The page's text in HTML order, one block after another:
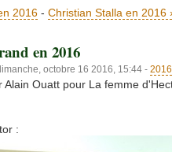
2016 - Christian Stalla en 2016
en 2016
octobre 16 2016, 15:44 - 2016
Alain Ouatt pour La femme
: